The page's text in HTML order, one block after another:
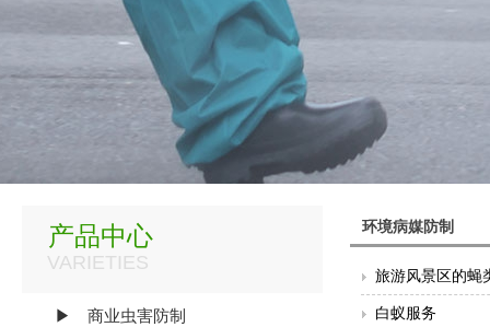
环境病媒防制
旅游风景区的蝇
白蚁服务
产品中心
VARIETIES
▶ 商业虫害防制